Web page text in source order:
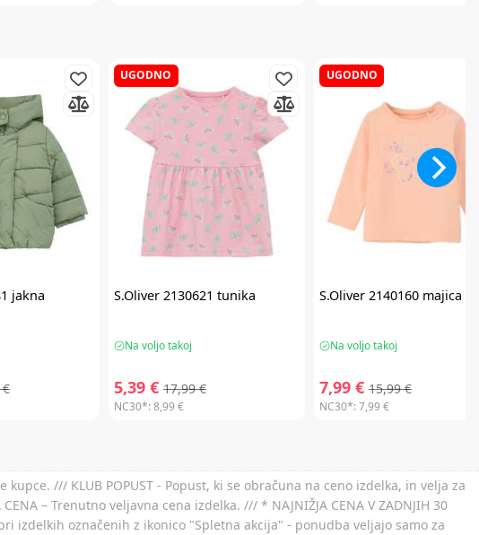
jakna
€
UGODNO
S.Oliver2130621 tunika
Na voljo takoj
5,39 € 17,99 €
NC30*:8,99 €
UGODNO
S.Oliver 2140160 majica
Na voljo takoj
7,99 € 15,99 €
NC30*:7,99 €
/// KLUB POPUST - Popust, ki se obračuna na ceno izdelka, in velja za
– Trenutno veljavna cena izdelka. /// * NAJNIŽJA CENA V ZADNJIH 30
izdelkih označenih z ikonico "Spletna akcija" - ponudba veljajo samo za